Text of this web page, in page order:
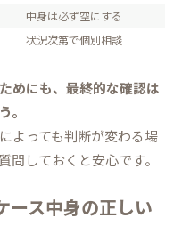
中身は必ず空にする
状況次第で個別相談
めにも、最終的な確認は
。
よっても判断が変わる場
問しておくと安心です。
ース中身の正しい